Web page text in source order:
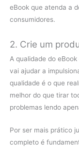
eBook que atenda a
consumidores.
2. Crie um
A qualidade do
vai ajudar a
qualidade é o que
melhor do que tirar
problemas lendo
Por ser mais prático
completo é